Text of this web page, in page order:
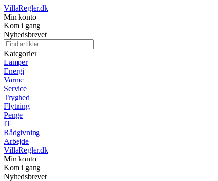
VillaRegler.dk
Min konto
Kom i gang
Nyhedsbrevet
Kategorier
Lamper
Energi
Varme
Service
Tryghed
Flytning
Penge
IT
Rådgivning
Arbejde
VillaRegler.dk
Min konto
Kom i gang
Nyhedsbrevet